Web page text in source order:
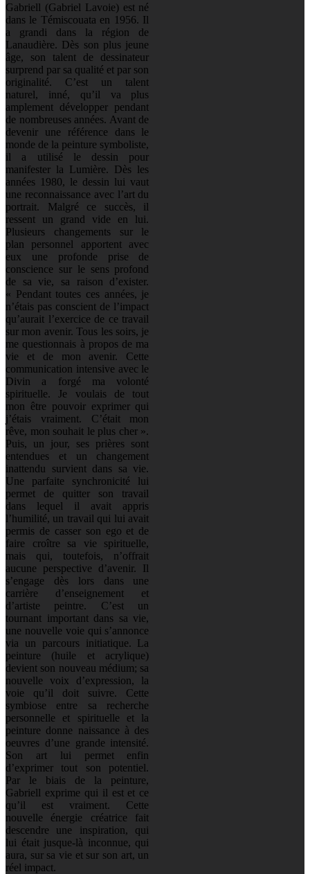
Gabriell (Gabriel Lavoie) est né
dans le Témiscouata en 1956. Il
a grandi dans la région de
Lanaudière. Dès son plus jeune
âge, son talent de dessinateur
surprend par sa qualité et par son
originalité. C’est un talent
naturel, inné, qu’il va plus
amplement développer pendant
de nombreuses années. Avant de
devenir une référence dans le
monde de la peinture symboliste,
il a utilisé le dessin pour
manifester la Lumière. Dès les
années 1980, le dessin lui vaut
une reconnaissance avec l’art du
portrait. Malgré ce succès, il
ressent un grand vide en lui.
Plusieurs changements sur le
plan personnel apportent avec
eux une profonde prise de
conscience sur le sens profond
de sa vie, sa raison d’exister.
« Pendant toutes ces années, je
n’étais pas conscient de l’impact
qu’aurait l’exercice de ce travail
sur mon avenir. Tous les soirs, je
me questionnais à propos de ma
vie et de mon avenir. Cette
communication intensive avec le
Divin a forgé ma volonté
spirituelle. Je voulais de tout
mon être pouvoir exprimer qui
j’étais vraiment. C’était mon
rêve, mon souhait le plus cher ».
Puis, un jour, ses prières sont
entendues et un changement
inattendu survient dans sa vie.
Une parfaite synchronicité lui
permet de quitter son travail
dans lequel il avait appris
l’humilité, un travail qui lui avait
permis de casser son ego et de
faire croître sa vie spirituelle,
mais qui, toutefois, n’offrait
aucune perspective d’avenir. Il
s’engage dès lors dans une
carrière d’enseignement et
d’artiste peintre. C’est un
tournant important dans sa vie,
une nouvelle voie qui s’annonce
via un parcours initiatique. La
peinture (huile et acrylique)
devient son nouveau médium; sa
nouvelle voix d’expression, la
voie qu’il doit suivre. Cette
symbiose entre sa recherche
personnelle et spirituelle et la
peinture donne naissance à des
oeuvres d’une grande intensité.
Son art lui permet enfin
d’exprimer tout son potentiel.
Par le biais de la peinture,
Gabriell exprime qui il est et ce
qu’il est vraiment. Cette
nouvelle énergie créatrice fait
descendre une inspiration, qui
lui était jusque-là inconnue, qui
aura, sur sa vie et sur son art, un
réel impact.